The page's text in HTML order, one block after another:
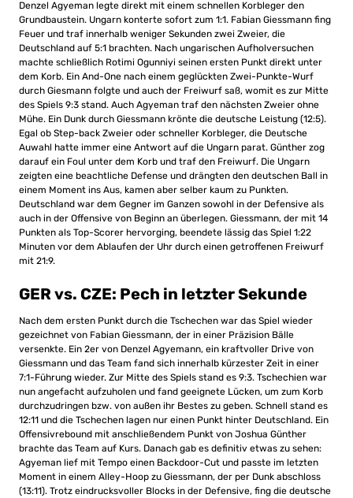
Denzel Agyeman legte direkt mit einem schnellen Korbleger den
Grundbaustein. Ungarn konterte sofort zum 1:1. Fabian Giessmann fing
Feuer und traf innerhalb weniger Sekunden zwei Zweier, die
Deutschland auf 5:1 brachten. Nach ungarischen Aufholversuchen
machte schließlich Rotimi Ogunniyi seinen ersten Punkt direkt unter
dem Korb. Ein And-One nach einem geglückten Zwei-Punkte-Wurf
durch Giesmann folgte und auch der Freiwurf saß, womit es zur Mitte
des Spiels 9:3 stand. Auch Agyeman traf den nächsten Zweier ohne
Mühe. Ein Dunk durch Giessmann krönte die deutsche Leistung (12:5).
Egal ob Step-back Zweier oder schneller Korbleger, die Deutsche
Auwahl hatte immer eine Antwort auf die Ungarn parat. Günther zog
darauf ein Foul unter dem Korb und traf den Freiwurf. Die Ungarn
zeigten eine beachtliche Defense und drängten den deutschen Ball in
einem Moment ins Aus, kamen aber selber kaum zu Punkten.
Deutschland war dem Gegner im Ganzen sowohl in der Defensive als
auch in der Offensive von Beginn an überlegen. Giessmann, der mit 14
Punkten als Top-Scorer hervorging, beendete lässig das Spiel 1:22
Minuten vor dem Ablaufen der Uhr durch einen getroffenen Freiwurf
mit 21:9.
GER vs. CZE: Pech in letzter Sekunde
Nach dem ersten Punkt durch die Tschechen war das Spiel wieder
gezeichnet von Fabian Giessmann, der in einer Präzision Bälle
versenkte. Ein 2er von Denzel Agyemann, ein kraftvoller Drive von
Giessmann und das Team fand sich innerhalb kürzester Zeit in einer
7:1-Führung wieder. Zur Mitte des Spiels stand es 9:3. Tschechien war
nun angefacht aufzuholen und fand geeignete Lücken, um zum Korb
durchzudringen bzw. von außen ihr Bestes zu geben. Schnell stand es
12:11 und die Tschechen lagen nur einen Punkt hinter Deutschland. Ein
Offensivrebound mit anschließendem Punkt von Joshua Günther
brachte das Team auf Kurs. Danach gab es definitiv etwas zu sehen:
Agyeman lief mit Tempo einen Backdoor-Cut und passte im letzten
Moment in einem Alley-Hoop zu Giessmann, der per Dunk abschloss
(13:11). Trotz eindrucksvoller Blocks in der Defensive, fing die deutsche